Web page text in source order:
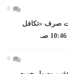
0
وآليات صرف «تكافل
0